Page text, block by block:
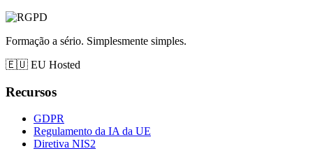
Formação a sério. Simplesmente simples.
🇪🇺 EU Hosted
Recursos
GDPR
Regulamento da IA da UE
Diretiva NIS2